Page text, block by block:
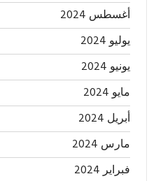
أغسطس 2024
يوليو 2024
يونيو 2024
مايو 2024
أبريل 2024
مارس 2024
فبراير 2024